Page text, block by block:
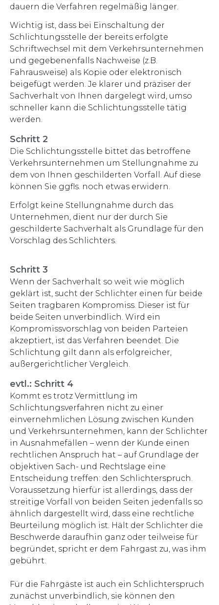
dauern die Verfahren regelmäßig länger.
Wichtig ist, dass bei Einschaltung der
Schlichtungsstelle der bereits erfolgte
Schriftwechsel mit dem Verkehrsunternehmen
und gegebenenfalls Nachweise (z.B.
Fahrausweise) als Kopie oder elektronisch
beigefügt werden. Je klarer und präziser der
Sachverhalt von Ihnen dargelegt wird, umso
schneller kann die Schlichtungsstelle tätig
werden.
Schritt 2
Die Schlichtungsstelle bittet das betroffene
Verkehrsunternehmen um Stellungnahme zu
dem von Ihnen geschilderten Vorfall. Auf diese
können Sie ggfls. noch etwas erwidern.
Erfolgt keine Stellungnahme durch das
Unternehmen, dient nur der durch Sie
geschilderte Sachverhalt als Grundlage für den
Vorschlag des Schlichters.
Schritt 3
Wenn der Sachverhalt so weit wie möglich
geklärt ist, sucht der Schlichter einen für beide
Seiten tragbaren Kompromiss. Dieser ist für
beide Seiten unverbindlich. Wird ein
Kompromissvorschlag von beiden Parteien
akzeptiert, ist das Verfahren beendet. Die
Schlichtung gilt dann als erfolgreicher,
außergerichtlicher Vergleich.
evtl.: Schritt 4
Kommt es trotz Vermittlung im
Schlichtungsverfahren nicht zu einer
einvernehmlichen Lösung zwischen Kunden
und Verkehrsunternehmen, kann der Schlichter
in Ausnahmefällen – wenn der Kunde einen
rechtlichen Anspruch hat – auf Grundlage der
objektiven Sach- und Rechtslage eine
Entscheidung treffen: den Schlichterspruch.
Voraussetzung hierfür ist allerdings, dass der
streitige Vorfall von beiden Seiten jedenfalls so
ähnlich dargestellt wird, dass eine rechtliche
Beurteilung möglich ist. Hält der Schlichter die
Beschwerde daraufhin ganz oder teilweise für
begründet, spricht er dem Fahrgast zu, was ihm
gebührt.
Für die Fahrgäste ist auch ein Schlichterspruch
zunächst unverbindlich, sie können den